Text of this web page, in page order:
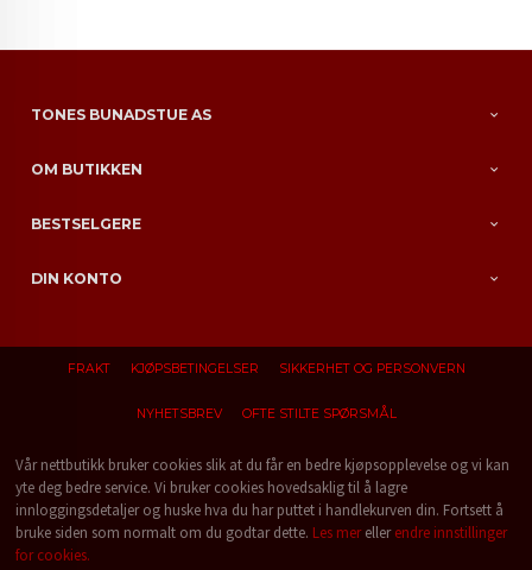
TONES BUNADSTUE AS
OM BUTIKKEN
BESTSELGERE
DIN KONTO
FRAKT KJØPSBETINGELSER SIKKERHET OG PERSONVERN
NYHETSBREV OFTE STILTE SPØRSMÅL
Vår nettbutikk bruker cookies slik at du får en bedre kjøpsopplevelse og vi kan
yte deg bedre service. Vi bruker cookies hovedsaklig til å lagre
innloggingsdetaljer og huske hva du har puttet i handlekurven din. Fortsett å
bruke siden som normalt om du godtar dette. Les merellerendre innstillinger
for cookies.